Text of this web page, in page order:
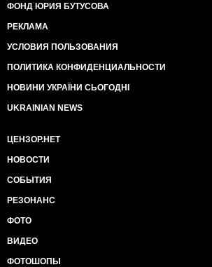
ФОНД ЮРИЯ БУТУСОВА
РЕКЛАМА
УСЛОВИЯ ПОЛЬЗОВАНИЯ
ПОЛИТИКА КОНФИДЕНЦИАЛЬНОСТИ
НОВИНИ УКРАЇНИ СЬОГОДНІ
UKRAINIAN NEWS
ЦЕНЗОР.НЕТ
НОВОСТИ
СОБЫТИЯ
РЕЗОНАНС
ФОТО
ВИДЕО
ФОТОШОПЫ